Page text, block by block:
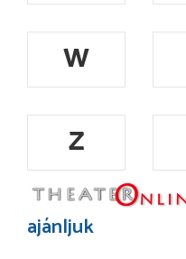
W
Z
ajánljuk